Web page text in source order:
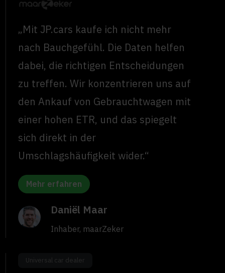
„Mit JP.cars kaufe ich nicht mehr
nach Bauchgefühl. Die Daten helfen
dabei, die richtigen Entscheidungen
zu treffen. Wir konzentrieren uns auf
den Ankauf von Gebrauchtwagen mit
einer hohen ETR, und das spiegelt
sich direkt in der
Umschlagshäufigkeit wider.“
Mehr erfahren
Daniël Maar
Inhaber, maarZeker
Universal car dealer